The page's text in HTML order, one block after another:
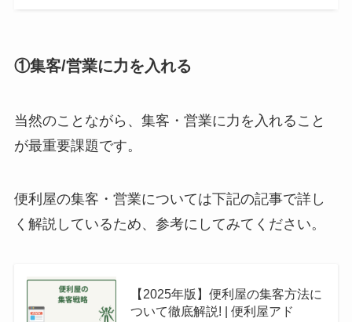
①集客/営業に力を入れる
当然のことながら、集客・営業に力を入れること
が最重要課題です。
便利屋の集客・営業については下記の記事で詳し
く解説しているため、参考にしてみてください。
【2025年版】便利屋の集客方法に
ついて徹底解説! | 便利屋アド